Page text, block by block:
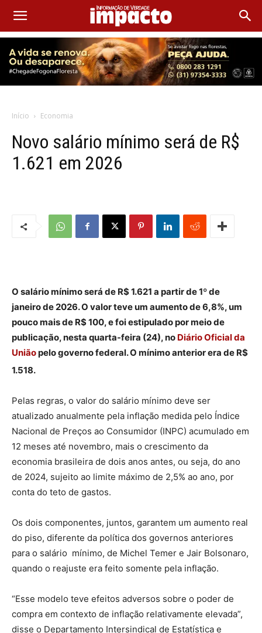
Início Economia
Novo salário mínimo será de R$
1.621 em 2026
O salário mínimo será de R$ 1.621 a partir de 1º de
janeiro de 2026. O valor teve um aumento de 6,8%, um
pouco mais de R$ 100, e foi estipulado por meio de
publicação, nesta quarta-feira (24), no Diário Oficial da
Uniãopelo governo federal. O mínimo anterior era de R$
1.518.
Pelas regras, o valor do salário mínimo deve ser
atualizado anualmente pela inflação medida pelo Índice
Nacional de Preços ao Consumidor (INPC) acumulado em
12 meses até novembro, mais o crescimento da
economia brasileira de dois anos antes, ou seja, do ano
de 2024, sujeito ao limite máximo de 2,5% ao ano, por
conta do teto de gastos.
Os dois componentes, juntos, garantem um aumento real
do piso, diferente da política dos governos anteriores
para o salário mínimo, de Michel Temer e Jair Bolsonaro,
quando o reajuste era feito somente pela inflação.
“Esse modelo teve efeitos adversos sobre o poder de
compra em contexto de inflação relativamente elevada”,
disse o Departamento Intersindical de Estatística e